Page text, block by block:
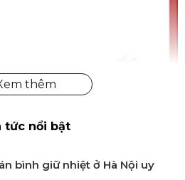
tức nổi bật
bình giữ nhiệt ở Hà Nội uy